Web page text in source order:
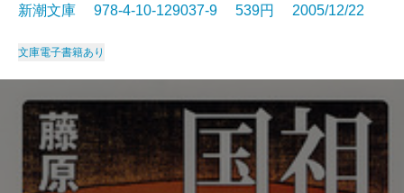
新潮文庫 978-4-10-129037-9 539円 2005/12/22
文庫電子書籍あり